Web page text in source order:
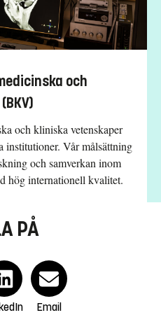
och
och kliniska vetenskaper
Vår målsättning
och samverkan inom
hög internationell kvalitet.
PÅ
Email